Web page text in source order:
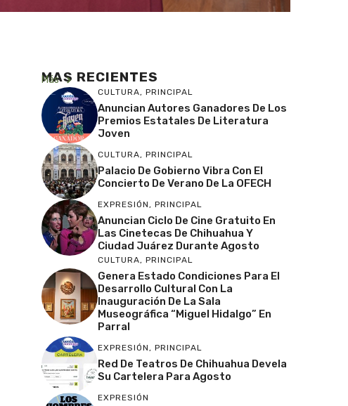
MAS RECIENTES
Más
CULTURA, PRINCIPAL
Anuncian Autores Ganadores De Los
Premios Estatales De Literatura
Joven
CULTURA, PRINCIPAL
Palacio De Gobierno Vibra Con El
Concierto De Verano De La OFECH
EXPRESIÓN , PRINCIPAL
Anuncian Ciclo De Cine Gratuito En
Las Cinetecas De Chihuahua Y
Ciudad Juárez Durante Agosto
CULTURA, PRINCIPAL
Genera Estado Condiciones Para El
Desarrollo Cultural Con La
Inauguración De La Sala
Museográfica “Miguel Hidalgo” En
Parral
EXPRESIÓN , PRINCIPAL
Red De Teatros De Chihuahua Devela
Su Cartelera Para Agosto
EXPRESIÓN